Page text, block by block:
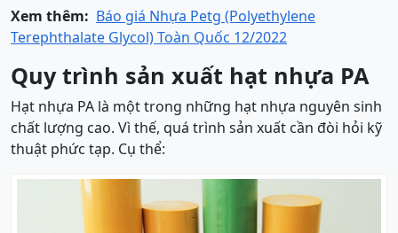
Xem thêm: Báo giá Nhựa Petg (Polyethylene
Terephthalate Glycol) Toàn Quốc 12/2022
Quy trình sản xuất hạt nhựa PA
Hạt nhựa PA là một trong những hạt nhựa nguyên sinh
chất lượng cao. Vì thế, quá trình sản xuất cần đòi hỏi kỹ
thuật phức tạp. Cụ thể: